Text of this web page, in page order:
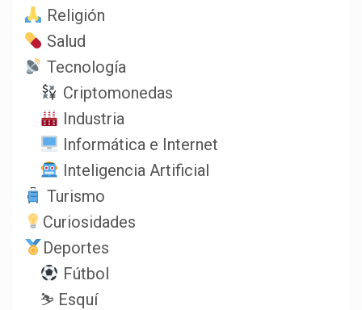
Religión
Salud
Tecnología
Criptomonedas
Industria
Informática e Internet
Inteligencia Artificial
Turismo
Curiosidades
Deportes
Fútbol
⛷️ Esquí